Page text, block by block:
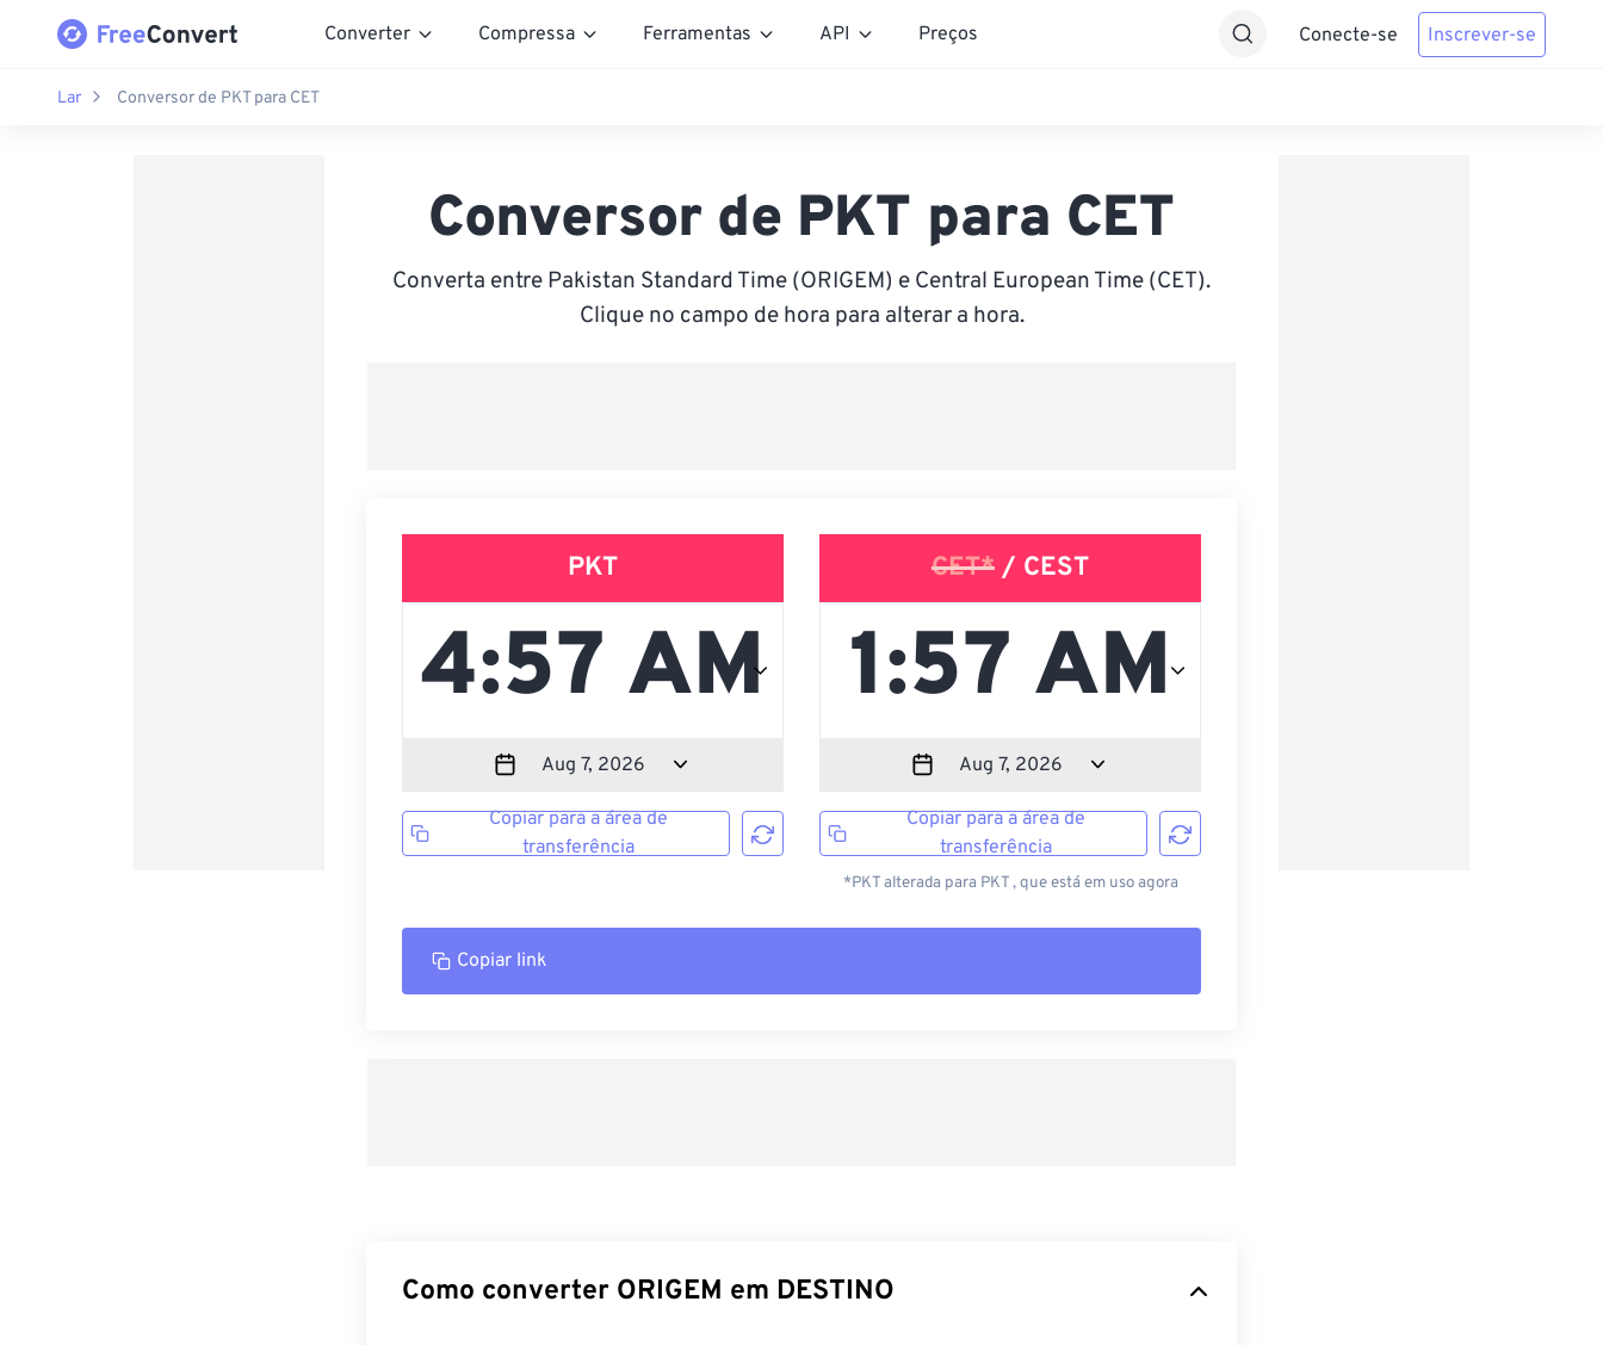
Converter Compressa Ferramentas API Preços Conecte-se Inscrever-se
Lar Conversor de PKT para CET
Conversor de PKT para CET
Converta entre Pakistan Standard Time (ORIGEM) e Central European Time (CET).
Clique no campo de hora para alterar a hora.
PKT
Copiar para a área de
transferência
CET* / CEST
Copiar para a área de
transferência
*PKT alterada para PKT , que está em uso agora
Copiar link
Como converter ORIGEM em DESTINO